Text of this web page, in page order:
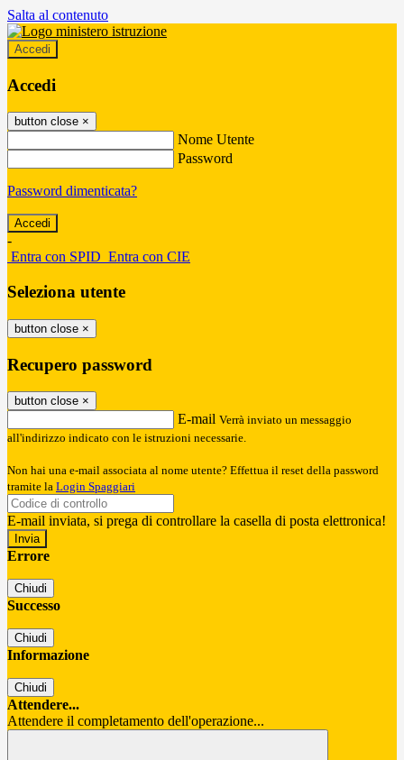
Salta al contenuto
Accedi
Accedi
button close ×
Nome Utente
Password
Password dimenticata?
-
Entra con SPID Entra con CIE
Seleziona utente
button close ×
Recupero password
button close ×
E-mail Verrà inviato un messaggio
all'indirizzo indicato con le istruzioni necessarie.
Non hai una e-mail associata al nome utente? Effettua il reset della password
tramite la Login Spaggiari
E-mail inviata, si prega di controllare la casella di posta elettronica!
Errore
Chiudi
Successo
Chiudi
Informazione
Chiudi
Attendere...
Attendere il completamento dell'operazione...